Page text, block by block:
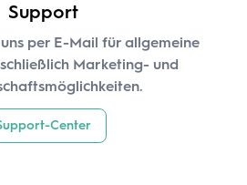
Support
per E-Mail für allgemeine
Marketing- und
Center